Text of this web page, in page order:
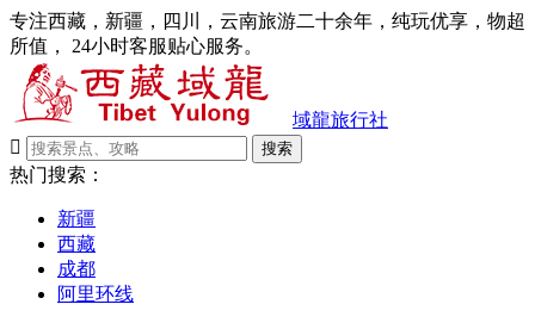
专注西藏，新疆，四川，云南旅游二十余年，纯玩优享，物超
所值， 24小时客服贴心服务。
域龍旅行社

搜索
热门搜索：
新疆
西藏
成都
阿里环线